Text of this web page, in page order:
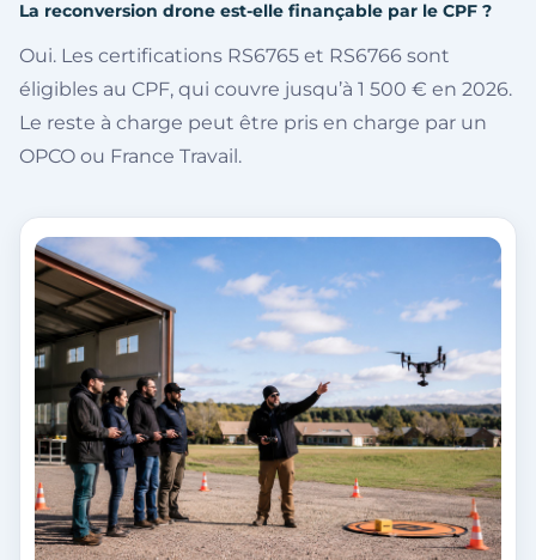
La reconversion drone est-elle finançable par le CPF ?
Oui. Les certifications RS6765 et RS6766 sont
éligibles au CPF, qui couvre jusqu’à 1 500 € en 2026.
Le reste à charge peut être pris en charge par un
OPCO ou France Travail.